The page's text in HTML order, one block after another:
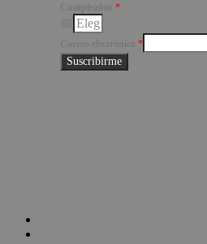
Cumpleaños*
Correo electrónico*
Suscribirme